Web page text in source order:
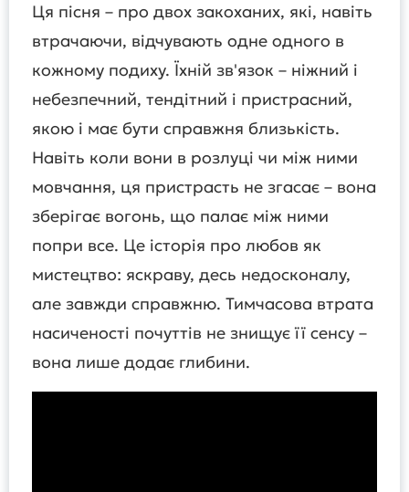
Ця пісня – про двох закоханих, які, навіть
втрачаючи, відчувають одне одного в
кожному подиху. Їхній зв'язок – ніжний і
небезпечний, тендітний і пристрасний,
якою і має бути справжня близькість.
Навіть коли вони в розлуці чи між ними
мовчання, ця пристрасть не згасає – вона
зберігає вогонь, що палає між ними
попри все. Це історія про любов як
мистецтво: яскраву, десь недосконалу,
але завжди справжню. Тимчасова втрата
насиченості почуттів не знищує її сенсу –
вона лише додає глибини.